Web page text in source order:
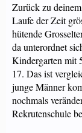
Zurück zu
Laufe der Zeit
hütende
da unterordnet
Kindergarten mit
17. Das ist
junge Männer
nochmals
Rekrutenschule